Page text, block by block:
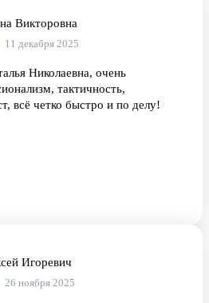
Викторовна
11 декабря 2025
Николаевна, очень
тактичность,
всё четко быстро и по делу!
Игоревич
26 ноября 2025